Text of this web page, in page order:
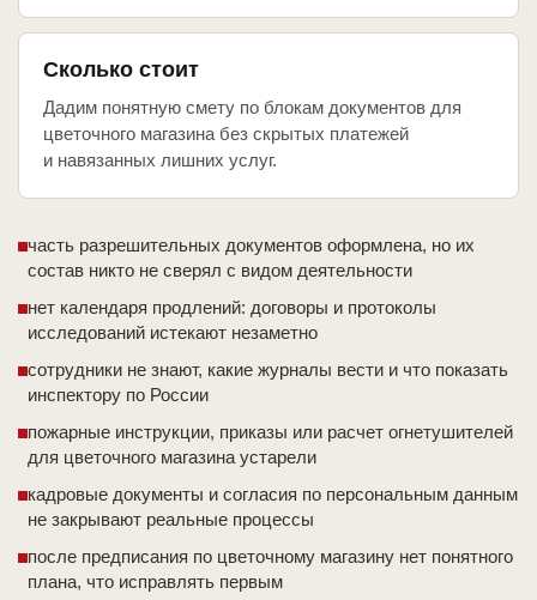
Сколько стоит
Дадим понятную смету по блокам документов для
цветочного магазина без скрытых платежей
и навязанных лишних услуг.
часть разрешительных документов оформлена, но их
состав никто не сверял с видом деятельности
нет календаря продлений: договоры и протоколы
исследований истекают незаметно
сотрудники не знают, какие журналы вести и что показать
инспектору по России
пожарные инструкции, приказы или расчет огнетушителей
для цветочного магазина устарели
кадровые документы и согласия по персональным данным
не закрывают реальные процессы
после предписания по цветочному магазину нет понятного
плана, что исправлять первым